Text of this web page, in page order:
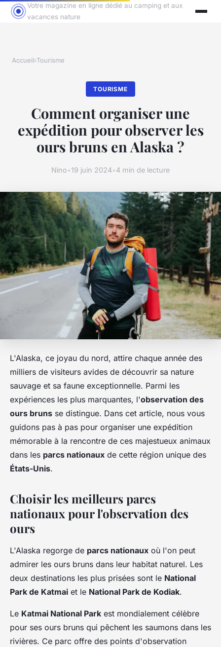
Votre magazine en ligne dédié au camping et aux
vacances nature
Accueil›Tourisme
TOURISME
Comment organiser une
expédition pour observer les
ours bruns en Alaska ?
Nino•19 juin 2024•4 min de lecture
L'Alaska, ce joyau du nord, attire chaque année des
milliers de visiteurs avides de découvrir sa nature
sauvage et sa faune exceptionnelle. Parmi les
expériences les plus marquantes, l'observation des
ours bruns se distingue. Dans cet article, nous vous
guidons pas à pas pour organiser une expédition
mémorable à la rencontre de ces majestueux animaux
dans les parcs nationaux de cette région unique des
États-Unis.
Choisir les meilleurs parcs
nationaux pour l'observation des
ours
L'Alaska regorge de parcs nationaux où l'on peut
admirer les ours bruns dans leur habitat naturel. Les
deux destinations les plus prisées sont le National
Park de Katmai et le National Park de Kodiak.
Le Katmai National Park est mondialement célèbre
pour ses ours bruns qui pêchent les saumons dans les
rivières. Ce parc offre des points d'observation